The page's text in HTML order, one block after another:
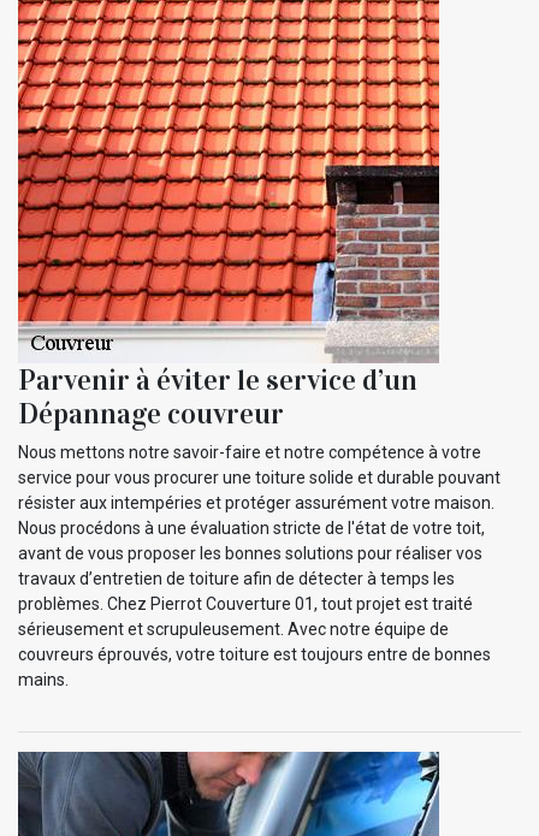
Parvenir à éviter le service d’un
Dépannage couvreur
Nous mettons notre savoir-faire et notre compétence à votre
service pour vous procurer une toiture solide et durable pouvant
résister aux intempéries et protéger assurément votre maison.
Nous procédons à une évaluation stricte de l'état de votre toit,
avant de vous proposer les bonnes solutions pour réaliser vos
travaux d’entretien de toiture afin de détecter à temps les
problèmes. Chez Pierrot Couverture 01, tout projet est traité
sérieusement et scrupuleusement. Avec notre équipe de
couvreurs éprouvés, votre toiture est toujours entre de bonnes
mains.